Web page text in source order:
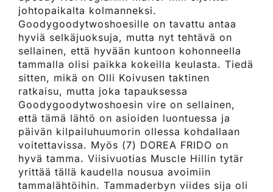
johtopaikalta kolmanneksi.
Goodygoodytwoshoesille on tavattu antaa
hyviä selkäjuoksuja, mutta nyt tehtävä on
sellainen, että hyvään kuntoon kohonneella
tammalla olisi paikka kokeilla keulasta. Tiedä
sitten, mikä on Olli Koivusen taktinen
ratkaisu, mutta joka tapauksessa
Goodygoodytwoshoesin vire on sellainen,
että tämä lähtö on asioiden luontuessa ja
päivän kilpailuhuumorin ollessa kohdallaan
voitettavissa. Myös (7) DOREA FRIDO on
hyvä tamma. Viisivuotias Muscle Hillin tytär
yrittää tällä kaudella nousua avoimiin
tammalähtöihin. Tammaderbyn viides sija oli